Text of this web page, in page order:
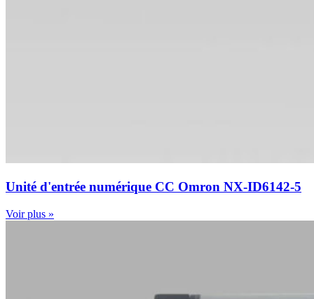
Unité d'entrée numérique CC Omron NX-ID6142-5
Voir plus »